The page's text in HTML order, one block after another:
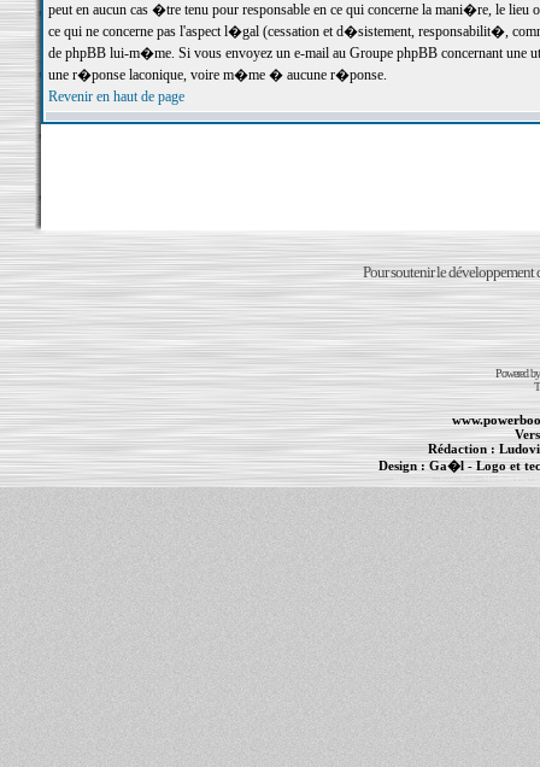
peut en aucun cas �tre tenu pour responsable en ce qui concerne la mani�re, le
ce qui ne concerne pas l'aspect l�gal (cessation et d�sistement, responsabilit�,
de phpBB lui-m�me. Si vous envoyez un e-mail au Groupe phpBB concernant une
une r�ponse laconique, voire m�me � aucune r�ponse.
Revenir en haut de page
Pour soutenir le développement
Powered
Rédaction :
Design :Ga�l- Logo et
Informations :